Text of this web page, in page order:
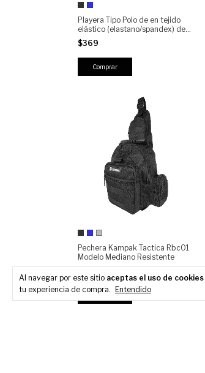
Al navegar por este sitio aceptas el uso de cookies
tu experiencia de compra.
Entendido
Playera Tipo Polo de en tejido
elástico (elastano/spandex) de
alta resistencia Manga Corta
KAMPAK PLMC Moda Táctica
Unisex
$369
Comprar
Pechera Kampak Tactica Rbc01
Modelo Mediano Resistente
Comprar